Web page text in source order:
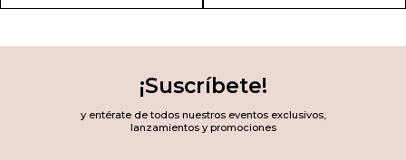
¡Suscríbete!
y entérate de todos nuestros eventos exclusivos,
lanzamientos y promociones